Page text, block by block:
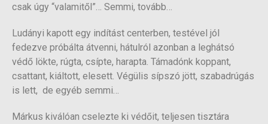
csak úgy “valamitől”… Semmi, tovább…
Ludányi kapott egy indítást centerben, testével jól
fedezve próbálta átvenni, hátulról azonban a leghátsó
védő lökte, rúgta, csípte, harapta. Támadónk koppant,
csattant, kiáltott, elesett. Végülis sípszó jött, szabadrúgás
is lett, de egyéb semmi…
Márkus kiválóan cselezte ki védőit, teljesen tisztára